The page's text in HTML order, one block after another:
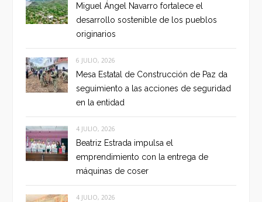
Miguel Ángel Navarro fortalece el
desarrollo sostenible de los pueblos
originarios
6 JULIO, 2026
Mesa Estatal de Construcción de Paz da
seguimiento a las acciones de seguridad
en la entidad
4 JULIO, 2026
Beatriz Estrada impulsa el
emprendimiento con la entrega de
máquinas de coser
4 JULIO, 2026